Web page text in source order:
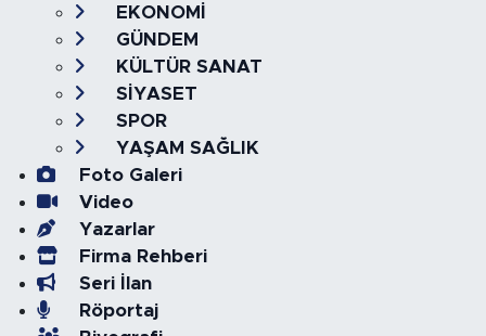
EKONOMİ
GÜNDEM
KÜLTÜR SANAT
SİYASET
SPOR
YAŞAM SAĞLIK
Foto Galeri
Video
Yazarlar
Firma Rehberi
Seri İlan
Röportaj